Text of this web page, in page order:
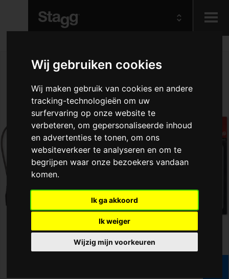
Wij gebruiken cookies
Wij maken gebruik van cookies en andere
tracking-technologieën om uw
surfervaring op onze website te
verbeteren, om gepersonaliseerde inhoud
en advertenties te tonen, om ons
websiteverkeer te analyseren en om te
begrijpen waar onze bezoekers vandaan
komen.
Ik ga akkoord
Ik weiger
Wijzig mijn voorkeuren
Audio &
Lighting